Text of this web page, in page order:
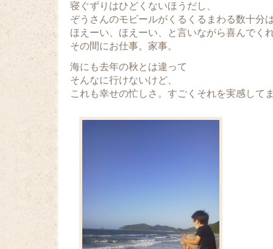
寝ぐずりはひどくないほうだし、
ぞうさんのモビールがくるくるまわる数十分
ほえーい、ほえーい、と言いながら喜んでく
その間にお仕事。家事。
海にも去年の秋とは違って
そんなに行けないけど、
これも幸せの忙しさ。すごくそれを実感して